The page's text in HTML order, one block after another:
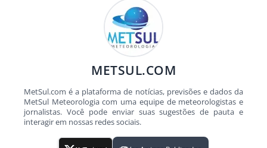
METSUL.COM
MetSul.com é a plataforma de notícias, previsões e dados da
MetSul Meteorologia com uma equipe de meteorologistas e
jornalistas. Você pode enviar suas sugestões de pauta e
interagir em nossas redes sociais.